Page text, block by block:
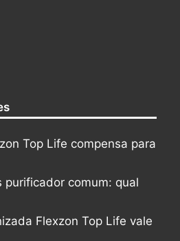
Top Life compensa para
purificador comum: qual
Flexzon Top Life vale